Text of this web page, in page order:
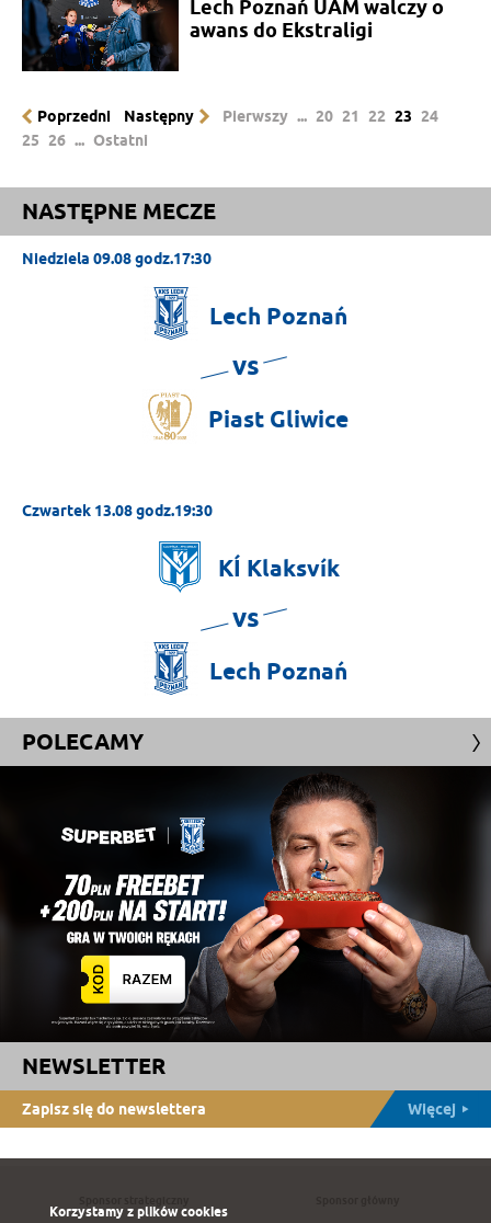
Lech Poznań UAM walczy o
awans do Ekstraligi
Poprzedni Następny Pierwszy ... 20 21 22 23 24
25 26 ... Ostatni
NASTĘPNE MECZE
Niedziela 09.08 godz.17:30
Lech Poznań
vs
Piast Gliwice
Czwartek 13.08 godz.19:30
KÍ Klaksvík
vs
Lech Poznań
POLECAMY
NEWSLETTER
Zapisz się do newslettera Więcej
Korzystamy z plików cookies